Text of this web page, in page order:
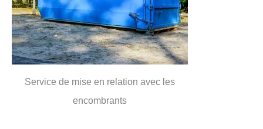
Service de mise en relation avec les
encombrants